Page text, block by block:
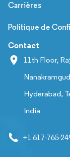
Carrières
Politique de
Contact
11th Floor,
Hyderabad,
India
+1 617-765-